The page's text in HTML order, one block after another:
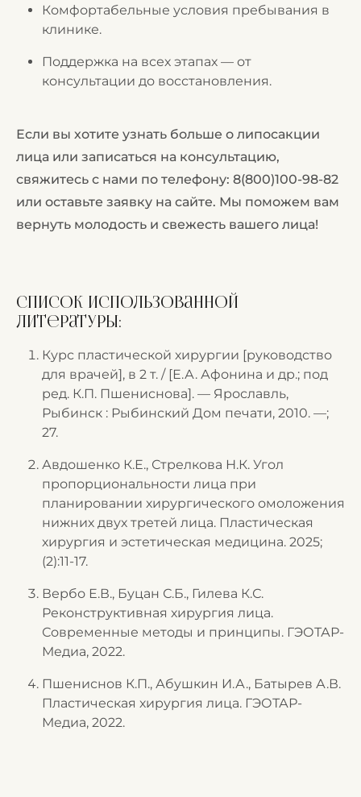
Комфортабельные условия пребывания в
клинике.
Поддержка на всех этапах — от
консультации до восстановления.
Если вы хотите узнать больше о липосакции
лица или записаться на консультацию,
свяжитесь с нами по телефону: 8(800)100-98-82
или оставьте заявку на сайте. Мы поможем вам
вернуть молодость и свежесть вашего лица!
Список использованной
литературы:
Курс пластической хирургии [руководство
для врачей], в 2 т. / [Е.А. Афонина и др.; под
ред. К.П. Пшениснова]. — Ярославль,
Рыбинск : Рыбинский Дом печати, 2010. —;
27.
Авдошенко К.Е., Стрелкова Н.К. Угол
пропорциональности лица при
планировании хирургического омоложения
нижних двух третей лица. Пластическая
хирургия и эстетическая медицина. 2025;
(2):11‑17.
Вербо Е.В., Буцан С.Б., Гилева К.С.
Реконструктивная хирургия лица.
Современные методы и принципы. ГЭОТАР-
Медиа, 2022.
Пшениснов К.П., Абушкин И.А., Батырев А.В.
Пластическая хирургия лица. ГЭОТАР-
Медиа, 2022.